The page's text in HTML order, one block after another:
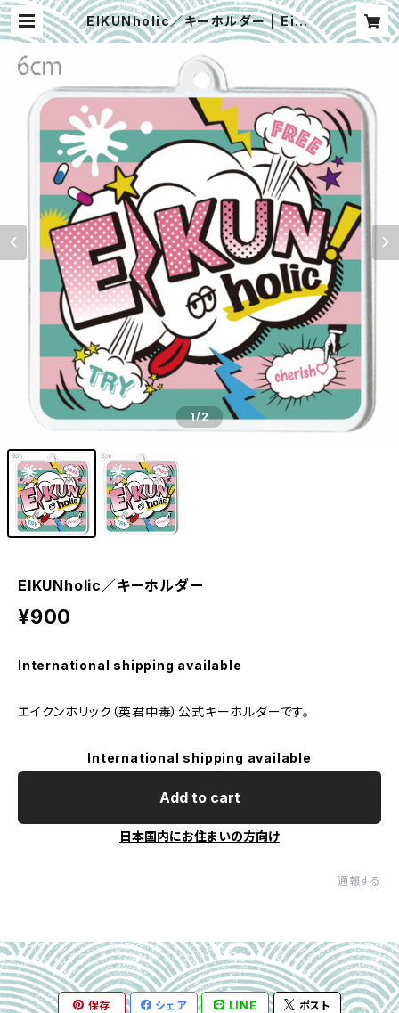
EIKUNholic／キーホルダー | Eiku
nbrew Shop
1/2
EIKUNholic／キーホルダー
¥900
International shipping available
エイクンホリック（英君中毒）公式キーホルダーです。
International shipping available
Add to cart
日本国内にお住まいの方向け
通報する
保存 シェア LINE ポスト